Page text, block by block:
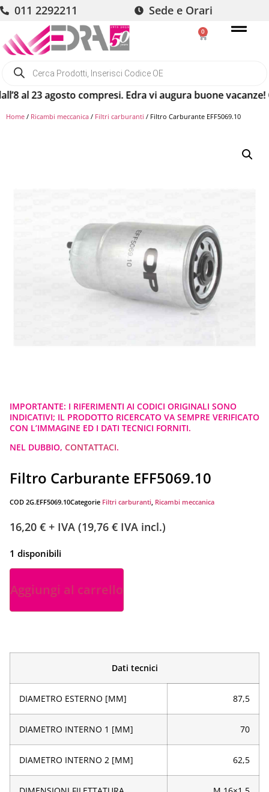
011 2292211 Sede e Orari
0
al 23 agosto compresi. Edra vi augura buone vacanze!
Home / Ricambi meccanica / Filtri carburanti / Filtro Carburante EFF5069.10
IMPORTANTE: I RIFERIMENTI AI CODICI ORIGINALI SONO
INDICATIVI; IL PRODOTTO RICERCATO VA SEMPRE VERIFICATO
CON L’IMMAGINE ED I DATI TECNICI FORNITI.
NEL DUBBIO, CONTATTACI.
Filtro Carburante EFF5069.10
COD 2G.EFF5069.10Categorie Filtri carburanti, Ricambi meccanica
16,20 € + IVA (19,76 € IVA incl.)
1 disponibili
Aggiungi al carrello
Dati tecnici
DIAMETRO ESTERNO [MM] 87,5
DIAMETRO INTERNO 1 [MM] 70
DIAMETRO INTERNO 2 [MM] 62,5